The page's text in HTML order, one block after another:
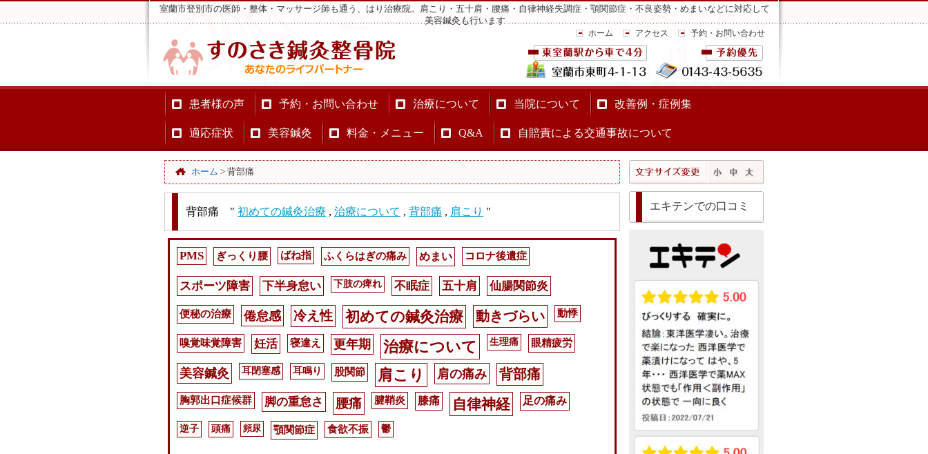
室蘭市登別市の医師・整体・マッサージ師も通う、はり治療院。肩こり・五十肩・腰痛・自律神経失調症・顎関節症・不良姿勢・めまいなどに対応して
美容鍼灸も行います
ホーム
アクセス 予約・お問い合わせ
患者様の声 予約・お問い合わせ 治療について 当院について 改善例・症例集
適応症状 美容鍼灸 料金・メニュー Q&A 自賠責による交通事故について
ホーム > 背部痛
背部痛 " 初めての鍼灸治療 , 治療について , 背部痛 , 肩こり "
PMS ぎっくり腰 ばね指 ふくらはぎの痛み めまい コロナ後遺症
スポーツ障害 下半身怠い 下肢の痺れ 不眠症 五十肩 仙腸関節炎
便秘の治療 倦怠感 冷え性 初めての鍼灸治療 動きづらい 動悸
嗅覚味覚障害 妊活 寝違え 更年期 治療について 生理痛 眼精疲労
美容鍼灸 耳閉塞感 耳鳴り 股関節 肩こり 肩の痛み 背部痛
胸郭出口症候群 脚の重怠さ 腰痛 腱鞘炎 膝痛 自律神経 足の痛み
逆子 頭痛 頻尿 顎関節症 食欲不振 鬱
エキテンでの口コミ